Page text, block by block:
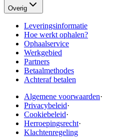
Overig
Leveringsinformatie
Hoe werkt ophalen?
Ophaalservice
Werkgebied
Partners
Betaalmethodes
Achteraf betalen
Algemene voorwaarden·
Privacybeleid·
Cookiebeleid·
Herroepingsrecht·
Klachtenregeling